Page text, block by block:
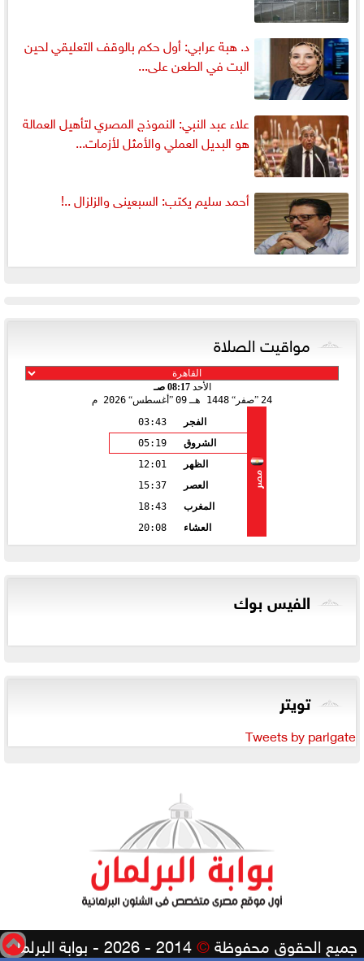
د. هبة عرابي: أول حكم بالوقف التعليقي لحين
البت في الطعن على...
علاء عبد النبي: النموذج المصري لتأهيل العمالة
هو البديل العملي والأمثل لأزمات...
أحمد سليم يكتب: السبعينى والزلزال ..!
مواقيت الصلاة
الأحد08:17 صـ
24 صفر 1448 هـ 09 أغسطس 2026 م
مصر
الفجر
03:43
الشروق
05:19
الظهر
12:01
العصر
15:37
المغرب
18:43
العشاء
20:08
الفيس بوك
تويتر
Tweets by parlgate
جميع الحقوق محفوظة©